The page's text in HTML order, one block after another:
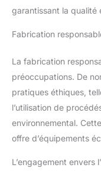
garantissant la qualité
Fabrication
La fabrication
préoccupations. De
pratiques éthiques,
l’utilisation de
environnemental.
offre d’équipements
L’engagement envers